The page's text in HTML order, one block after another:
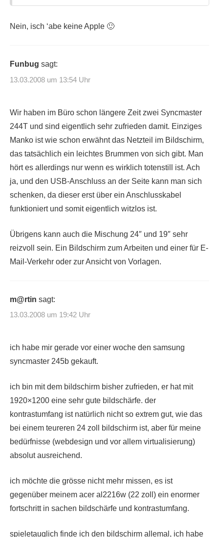
Nein, isch ‘abe keine Apple 🙂
Funbug sagt:
13.03.2008 um 13:54 Uhr
Wir haben im Büro schon längere Zeit zwei Syncmaster
244T und sind eigentlich sehr zufrieden damit. Einziges
Manko ist wie schon erwähnt das Netzteil im Bildschirm,
das tatsächlich ein leichtes Brummen von sich gibt. Man
hört es allerdings nur wenn es wirklich totenstill ist. Ach
ja, und den USB-Anschluss an der Seite kann man sich
schenken, da dieser erst über ein Anschlusskabel
funktioniert und somit eigentlich witzlos ist.
Übrigens kann auch die Mischung 24″ und 19″ sehr
reizvoll sein. Ein Bildschirm zum Arbeiten und einer für E-
Mail-Verkehr oder zur Ansicht von Vorlagen.
m@rtin sagt:
13.03.2008 um 19:42 Uhr
ich habe mir gerade vor einer woche den samsung
syncmaster 245b gekauft.
ich bin mit dem bildschirm bisher zufrieden, er hat mit
1920×1200 eine sehr gute bildschärfe. der
kontrastumfang ist natürlich nicht so extrem gut, wie das
bei einem teureren 24 zoll bildschirm ist, aber für meine
bedürfnisse (webdesign und vor allem virtualisierung)
absolut ausreichend.
ich möchte die grösse nicht mehr missen, es ist
gegenüber meinem acer al2216w (22 zoll) ein enormer
fortschritt in sachen bildschärfe und kontrastumfang.
spieletauglich finde ich den bildschirm allemal, ich habe